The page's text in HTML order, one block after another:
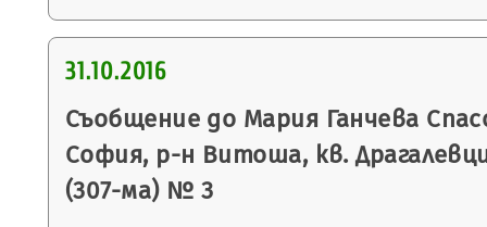
31.10.2016
Съобщение до Мария Ганчева
София, р-н Витоша, кв.
(307-ма) № 3